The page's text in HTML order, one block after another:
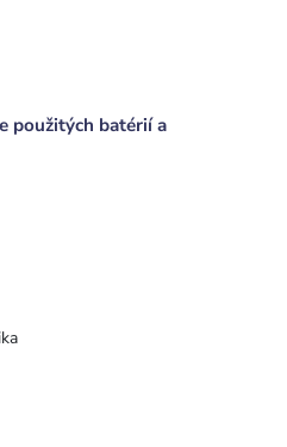
použitých batérií a